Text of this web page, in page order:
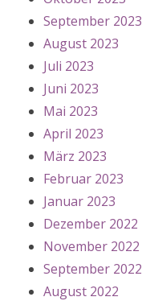
September 2023
August 2023
Juli 2023
Juni 2023
Mai 2023
April 2023
März 2023
Februar 2023
Januar 2023
Dezember 2022
November 2022
September 2022
August 2022